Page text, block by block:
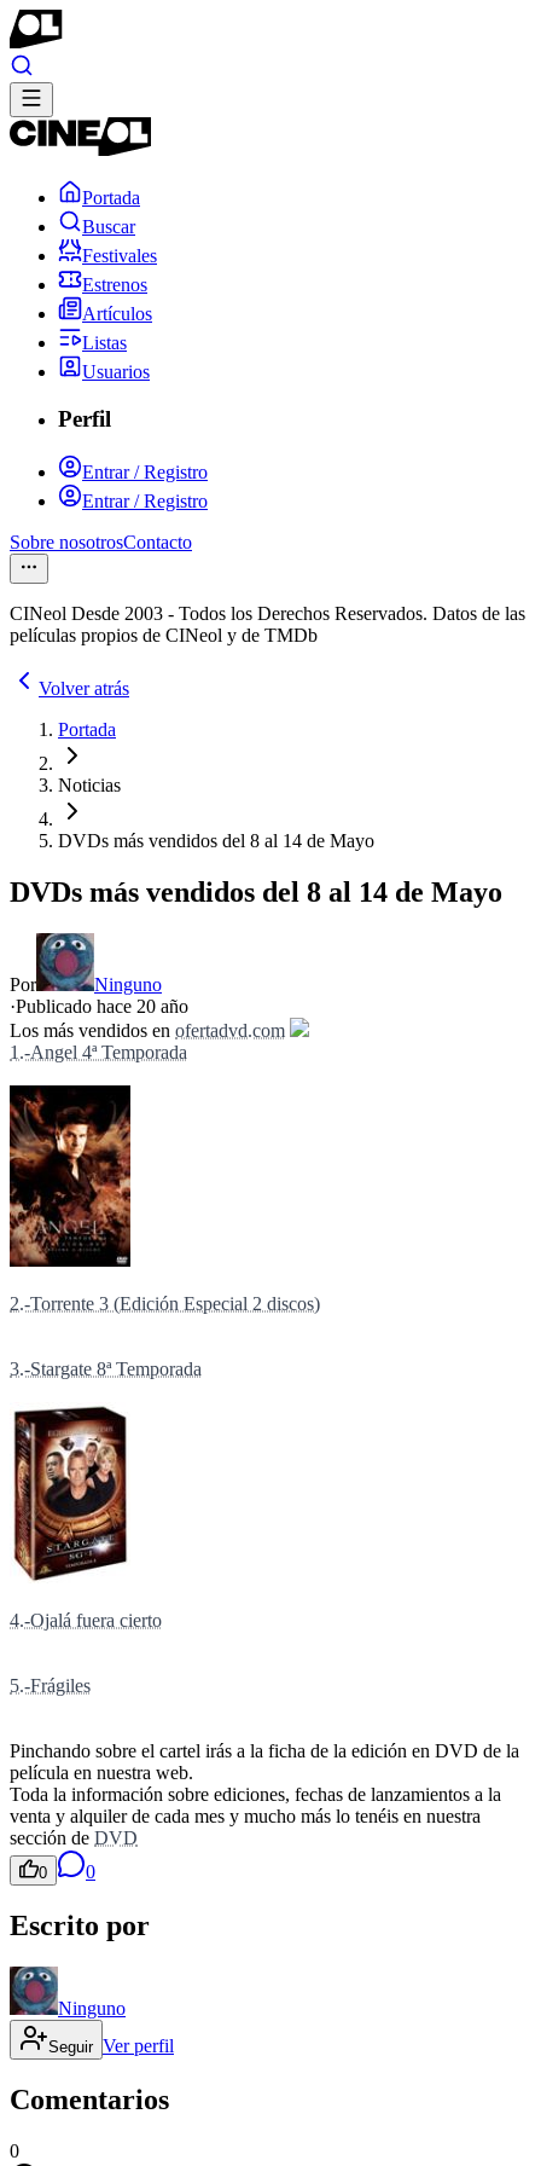
Portada
Buscar
Festivales
Estrenos
Artículos
Listas
Usuarios
Perfil
Entrar / Registro
Entrar / Registro
Sobre nosotrosContacto
CINeol Desde 2003 - Todos los Derechos Reservados. Datos de las
películas propios de CINeol y de TMDb
Volver atrás
Portada
Noticias
DVDs más vendidos del 8 al 14 de Mayo
DVDs más vendidos del 8 al 14 de Mayo
Por
Ninguno
·Publicado hace 20 año
Los más vendidos en ofertadvd.com
1.-Angel 4ª Temporada
2.-Torrente 3 (Edición Especial 2 discos)
3.-Stargate 8ª Temporada
4.-Ojalá fuera cierto
5.-Frágiles
Pinchando sobre el cartel irás a la ficha de la edición en DVD de la
película en nuestra web.
Toda la información sobre ediciones, fechas de lanzamientos a la
venta y alquiler de cada mes y mucho más lo tenéis en nuestra
sección de DVD
0 0
Escrito por
Ninguno
Seguir Ver perfil
Comentarios
0